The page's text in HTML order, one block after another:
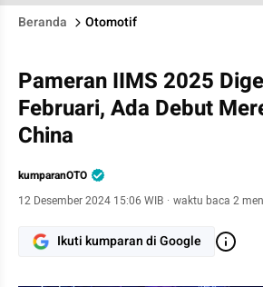
Beranda Otomotif
Pameran IIMS 2025
Februari, Ada Debut
China
kumparanOTO
12 Desember 2024 15:06 WIB · waktu baca 2
Ikuti kumparan di Google